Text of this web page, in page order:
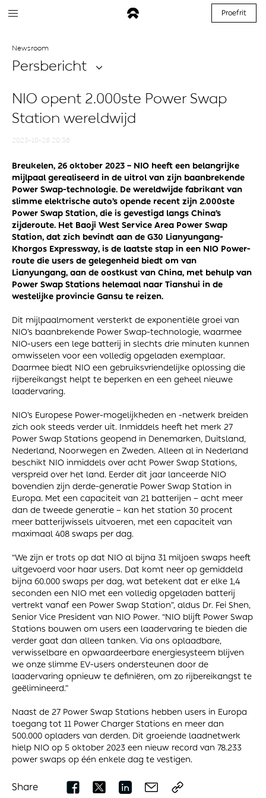
Proefrit
Newsroom
Persbericht
2023-10-26 20:36
NIO opent 2.000ste Power Swap
Station wereldwijd
Breukelen, 26 oktober 2023 – NIO heeft een belangrijke
mijlpaal gerealiseerd in de uitrol van zijn baanbrekende
Power Swap-technologie. De wereldwijde fabrikant van
slimme elektrische auto’s opende recent zijn 2.000ste
Power Swap Station, die is gevestigd langs China’s
zijderoute. Het Baoji West Service Area Power Swap
Station, dat zich bevindt aan de G30 Lianyungang-
Khorgos Expressway, is de laatste stap in een NIO Power-
route die users de gelegenheid biedt om van
Lianyungang, aan de oostkust van China, met behulp van
Power Swap Stations helemaal naar Tianshui in de
westelijke provincie Gansu te reizen.
Dit mijlpaalmoment versterkt de exponentiële groei van
NIO’s baanbrekende Power Swap-technologie, waarmee
NIO-users een lege batterij in slechts drie minuten kunnen
omwisselen voor een volledig opgeladen exemplaar.
Daarmee biedt NIO een gebruiksvriendelijke oplossing die
rijbereikangst helpt te beperken en een geheel nieuwe
laadervaring.
NIO’s Europese Power-mogelijkheden en -netwerk breiden
zich ook steeds verder uit. Inmiddels heeft het merk 27
Power Swap Stations geopend in Denemarken, Duitsland,
Nederland, Noorwegen en Zweden. Alleen al in Nederland
beschikt NIO inmiddels over acht Power Swap Stations,
verspreid over het land. Eerder dit jaar lanceerde NIO
bovendien zijn derde-generatie Power Swap Station in
Europa. Met een capaciteit van 21 batterijen – acht meer
dan de tweede generatie – kan het station 30 procent
meer batterijwissels uitvoeren, met een capaciteit van
maximaal 408 swaps per dag.
“We zijn er trots op dat NIO al bijna 31 miljoen swaps heeft
uitgevoerd voor haar users. Dat komt neer op gemiddeld
bijna 60.000 swaps per dag, wat betekent dat er elke 1,4
seconden een NIO met een volledig opgeladen batterij
vertrekt vanaf een Power Swap Station”, aldus Dr. Fei Shen,
Senior Vice President van NIO Power. “NIO blijft Power Swap
Stations bouwen om users een laadervaring te bieden die
verder gaat dan alleen tanken. Via ons oplaadbare,
verwisselbare en opwaardeerbare energiesysteem blijven
we onze slimme EV-users ondersteunen door de
laadervaring opnieuw te definiëren, om zo rijbereikangst te
geëlimineerd.”
Naast de 27 Power Swap Stations hebben users in Europa
toegang tot 11 Power Charger Stations en meer dan
500.000 opladers van derden. Dit groeiende laadnetwerk
hielp NIO op 5 oktober 2023 een nieuw record van 78.233
power swaps op één enkele dag te vestigen.
Share